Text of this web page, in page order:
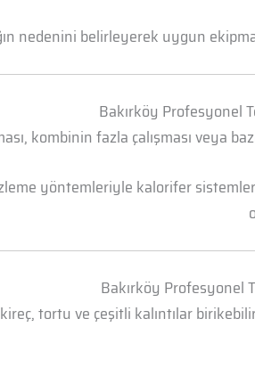
nedenini belirleyerek uygun
Bakırköy Profesyonel
kombinin fazla çalışması veya
yöntemleriyle kalorifer
Bakırköy Profesyonel
tortu ve çeşitli kalıntılar